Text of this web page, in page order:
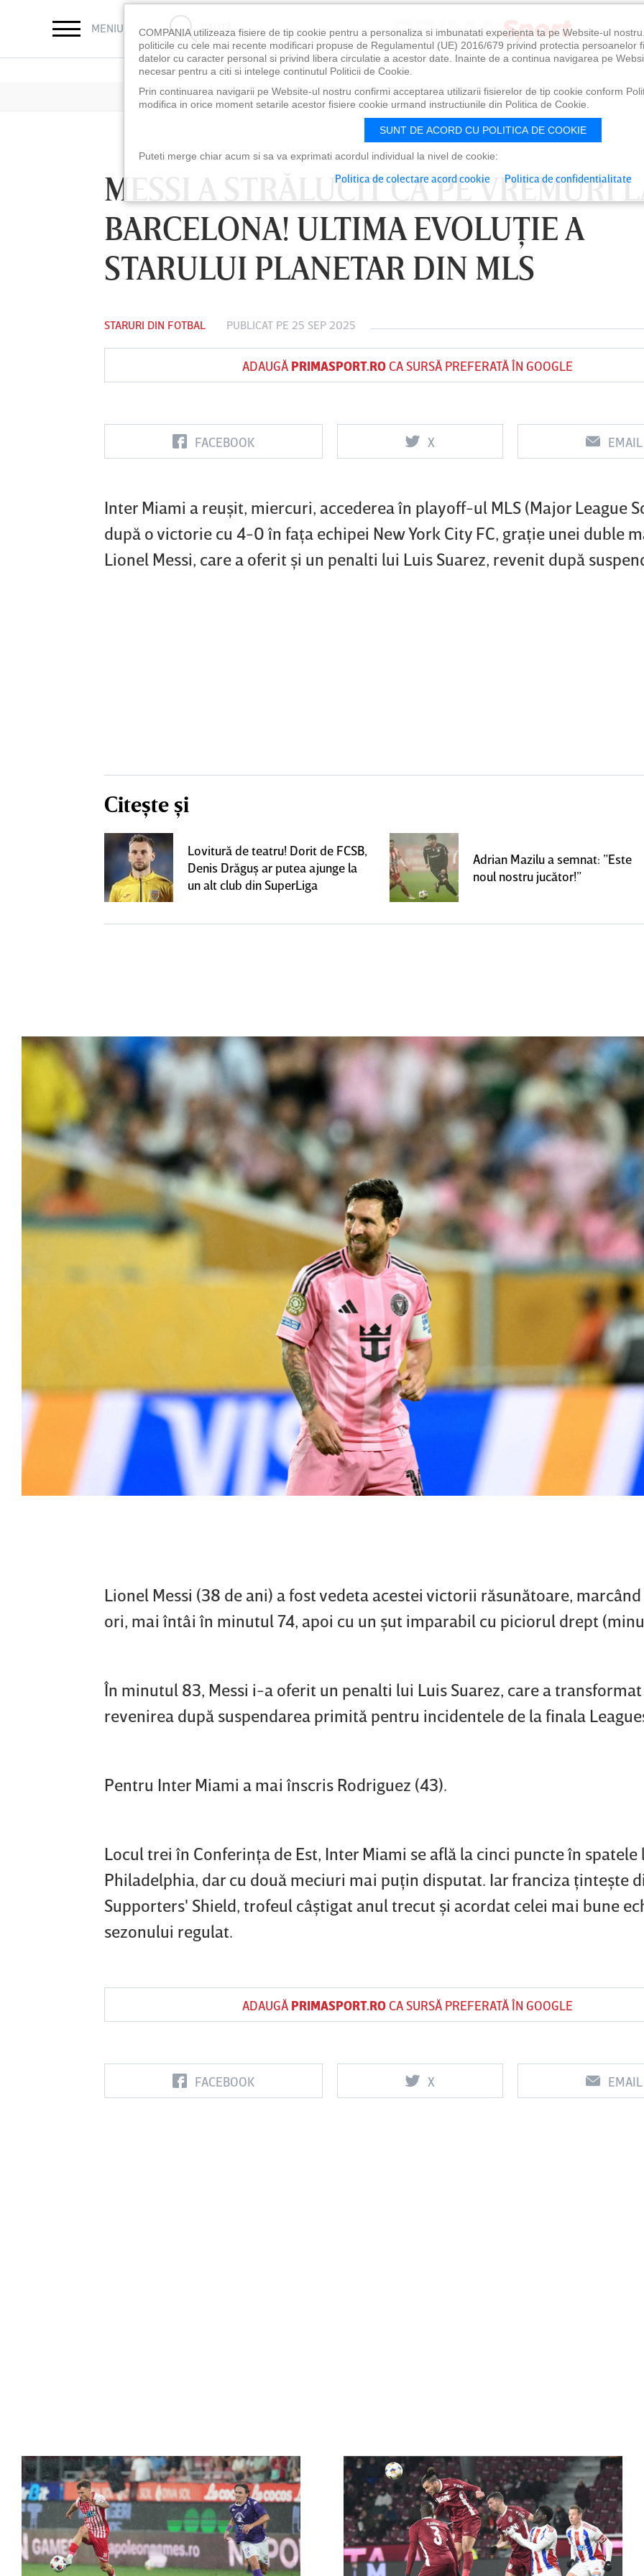
MENIU CAUTĂ
MESSI A STRĂLUCIT CA PE VREMURI LA
BARCELONA! ULTIMA EVOLUŢIE A
STARULUI PLANETAR DIN MLS
STARURI DIN FOTBAL PUBLICAT PE 25 SEP 2025
ADAUGĂ PRIMASPORT.ROCA SURSĂ PREFERATĂ ÎN GOOGLE
FACEBOOK X EMAIL
Inter Miami a reuşit, miercuri, accederea în playoff-ul MLS (Major League
după o victorie cu 4-0 în faţa echipei New York City FC, graţie unei duble
Lionel Messi, care a oferit şi un penalti lui Luis Suarez, revenit după
Citește și
Lovitură de teatru! Dorit de FCSB,
Denis Drăguş ar putea ajunge la
un alt club din SuperLiga
Adrian Mazilu a semnat: ”Este
noul nostru jucător!”
Lionel Messi (38 de ani) a fost vedeta acestei victorii răsunătoare,
ori, mai întâi în minutul 74, apoi cu un şut imparabil cu piciorul drept
În minutul 83, Messi i-a oferit un penalti lui Luis Suarez, care a
revenirea după suspendarea primită pentru incidentele de la finala
Pentru Inter Miami a mai înscris Rodriguez (43).
Locul trei în Conferinţa de Est, Inter Miami se află la cinci puncte în
Philadelphia, dar cu două meciuri mai puţin disputat. Iar franciza ţinteşte
Supporters' Shield, trofeul câştigat anul trecut şi acordat celei mai bune
sezonului regulat.
ADAUGĂ PRIMASPORT.ROCA SURSĂ PREFERATĂ ÎN GOOGLE
FACEBOOK X EMAIL
FC Botoşani
Vs
Corvinul
Hunedoara
Sepsi OSK Sf
Vs
FCSB UTA Arad
0
Vs
Rapid
0
COMPANIA utilizeaza fisiere de tip cookie pentru a personaliza si imbunatati experienta ta pe Website-ul
politicile cu cele mai recente modificari propuse de Regulamentul (UE) 2016/679 privind protectia persoanelor
datelor cu caracter personal si privind libera circulatie a acestor date. Inainte de a continua navigarea pe
necesar pentru a citi si intelege continutul Politicii de Cookie.
Prin continuarea navigarii pe Website-ul nostru confirmi acceptarea utilizarii fisierelor de tip cookie conform
modifica in orice moment setarile acestor fisiere cookie urmand instructiunile din Politica de Cookie.
SUNT DE ACORD CU POLITICA DE COOKIE
Puteti merge chiar acum si sa va exprimati acordul individual la nivel de cookie:
Politica de colectare acord cookie Politica de confidentialitate